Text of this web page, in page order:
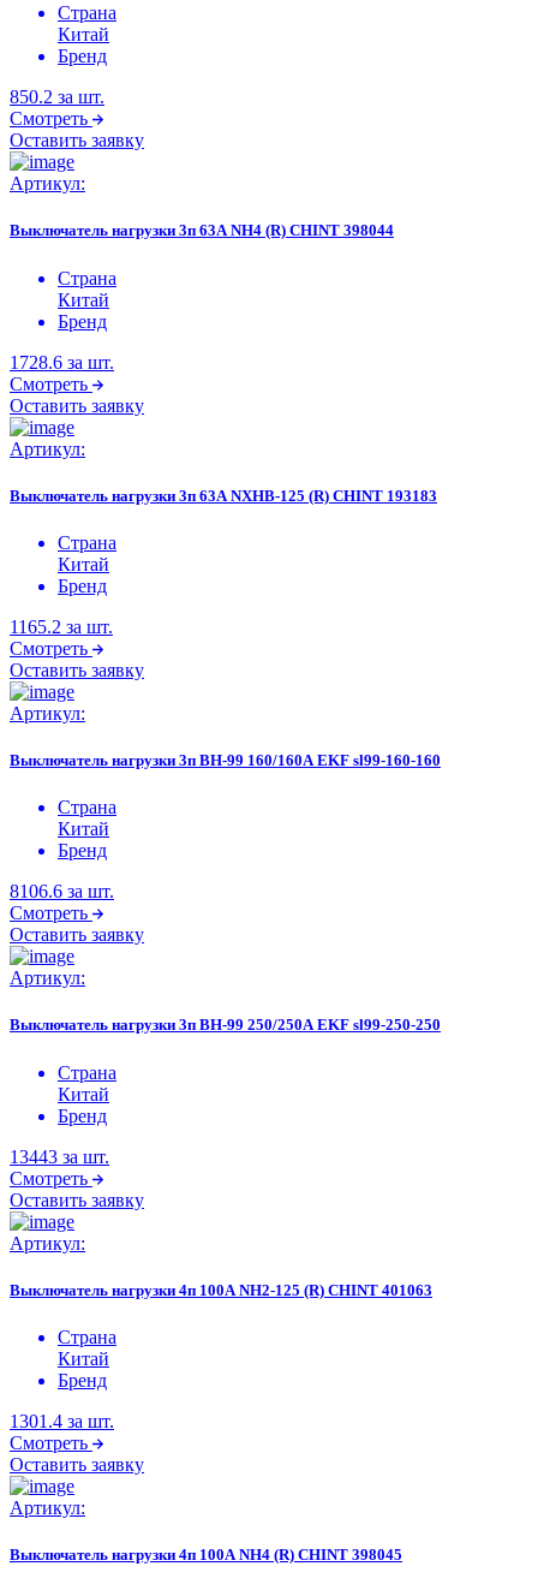
Страна
Китай
Бренд
850.2 за шт.
Смотреть
Оставить заявку
Артикул:
Выключатель нагрузки 3п 63А NH4 (R) CHINT 398044
Страна
Китай
Бренд
1728.6 за шт.
Смотреть
Оставить заявку
Артикул:
Выключатель нагрузки 3п 63А NXHB-125 (R) CHINT 193183
Страна
Китай
Бренд
1165.2 за шт.
Смотреть
Оставить заявку
Артикул:
Выключатель нагрузки 3п ВН-99 160/160А EKF sl99-160-160
Страна
Китай
Бренд
8106.6 за шт.
Смотреть
Оставить заявку
Артикул:
Выключатель нагрузки 3п ВН-99 250/250А EKF sl99-250-250
Страна
Китай
Бренд
13443 за шт.
Смотреть
Оставить заявку
Артикул:
Выключатель нагрузки 4п 100А NH2-125 (R) CHINT 401063
Страна
Китай
Бренд
1301.4 за шт.
Смотреть
Оставить заявку
Артикул:
Выключатель нагрузки 4п 100А NH4 (R) CHINT 398045